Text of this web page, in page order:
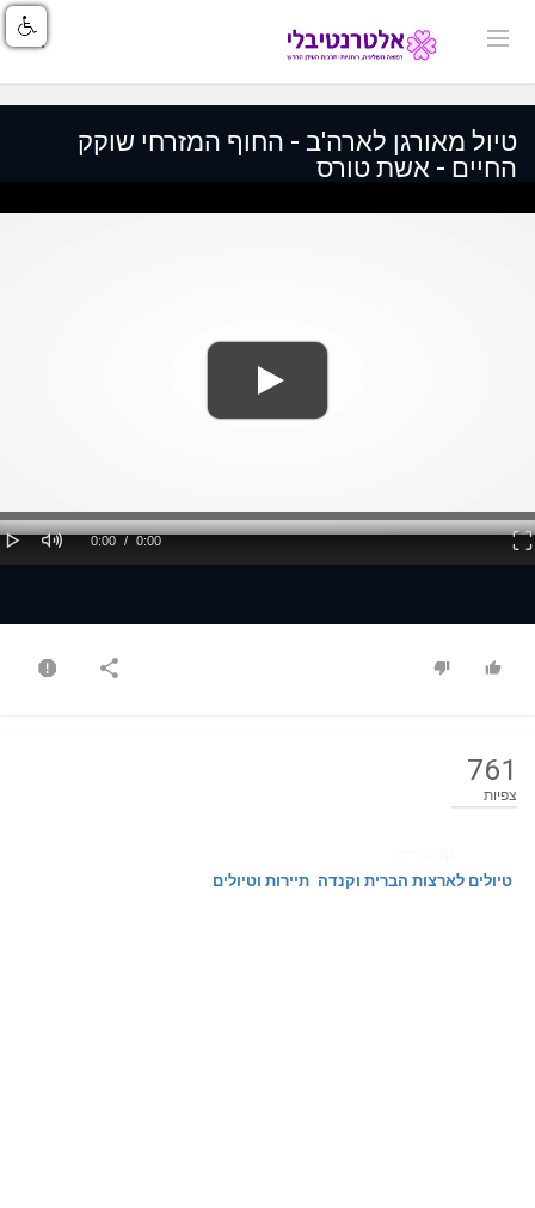
טיול מאורגן לארה'ב - החוף המזרחי שוקק
החיים - אשת טורס
Mute
Current
0:00 /
Duration
0:00
Fullscreen
761
צפיות
טיולים לארצות הברית וקנדה תיירות וטיולים